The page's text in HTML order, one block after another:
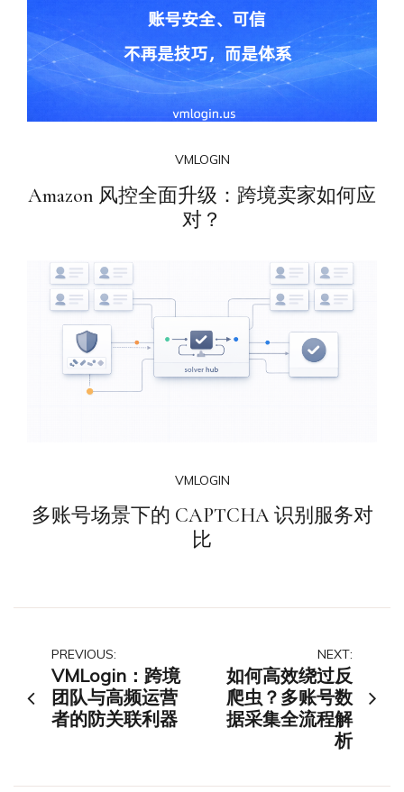
VMLOGIN
Amazon 风控全面升级：跨境卖家如何应
对？
VMLOGIN
多账号场景下的 CAPTCHA 识别服务对
比
章
PREVIOUS:
VMLogin：跨境
团队与高频运营
者的防关联利器
NEXT:
如何高效绕过反
爬虫？多账号数
据采集全流程解
析